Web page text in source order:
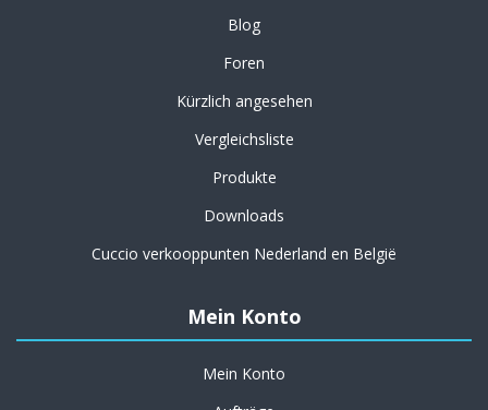
Blog
Foren
Kürzlich angesehen
Vergleichsliste
Produkte
Downloads
Cuccio verkooppunten Nederland en België
Mein Konto
Mein Konto